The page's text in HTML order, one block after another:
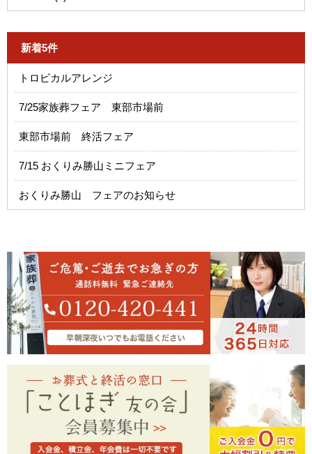
新着5件
トロピカルアレンジ
7/25家族葬フェア 東部市場前
東部市場前 終活フェア
7/15 おくりみ勝山ミニフェア
おくりみ勝山 フェアのお知らせ